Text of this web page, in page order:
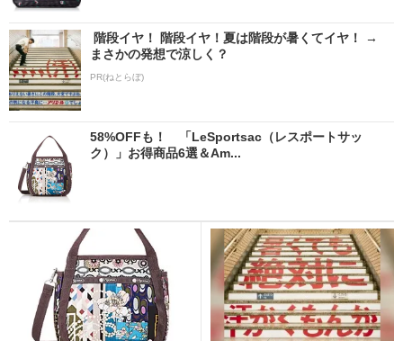
階段イヤ！ 階段イヤ！夏は階段が暑くてイヤ！ →
まさかの発想で涼しく？
PR(ねとらぼ)
58%OFFも！ 「LeSportsac（レスポートサッ
ク）」お得商品6選＆Am...